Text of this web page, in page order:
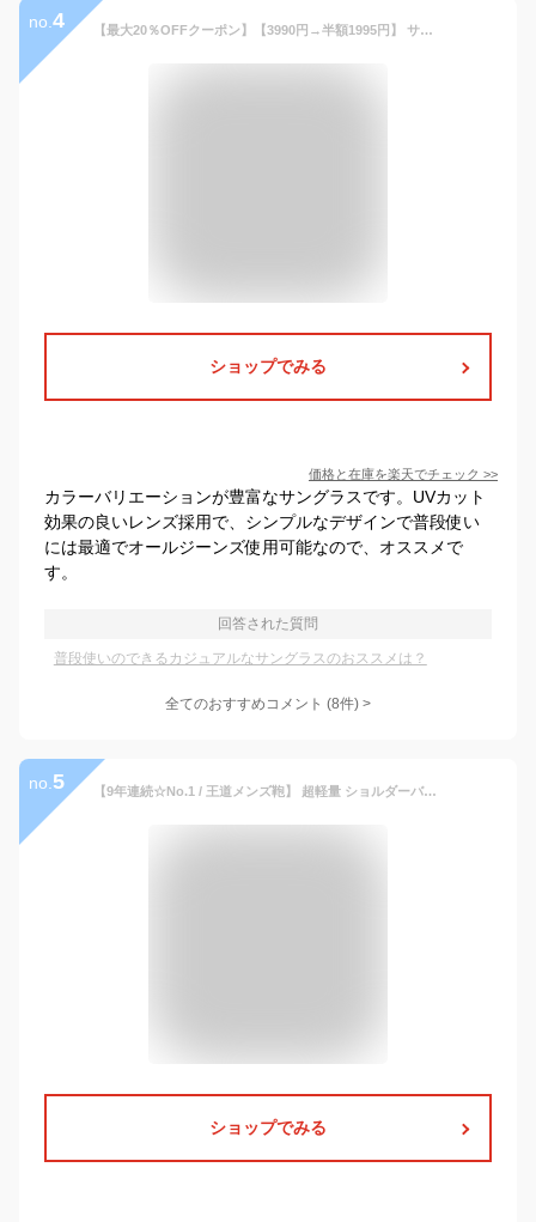
no. 4 【最大20％OFFクーポン】【3990円→半額1995円】 サングラス メンズ レディース SBG ブランド スクエア ブルー クリアレンズ カラー レンズ 薄い 色 uv スポーツ 大きめ ブルーレンズ メガネ おしゃれ おすすめ
ショップでみる
価格と在庫を楽天でチェック >>
カラーバリエーションが豊富なサングラスです。UVカット
効果の良いレンズ採用で、シンプルなデザインで普段使い
には最適でオールジーンズ使用可能なので、オススメで
す。
回答された質問
普段使いのできるカジュアルなサングラスのおススメは？
全てのおすすめコメント (8件) >
no. 5 【9年連続☆No.1 / 王道メンズ鞄】 超軽量 ショルダーバッグ ナイロン 8ポケット 撥水 スキミング 防止 軽い 斜めがけ バッグ サコッシュ ウエストバッグ メンズ レディース 小型 収納 ボディバッグ 人気 カバン ブランド アウトドア 旅行 散歩 トラベル ビジネス / SHB1
ショップでみる